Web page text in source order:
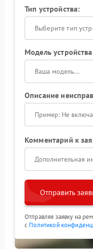
Тип устройства:
Выберите тип
Модель
Описание
Комментарий к
Отправить
Отправляя заявку на
с Политикой